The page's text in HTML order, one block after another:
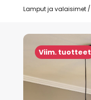
Lamput ja valaisimet
Viim. tuotteet
Skip
end